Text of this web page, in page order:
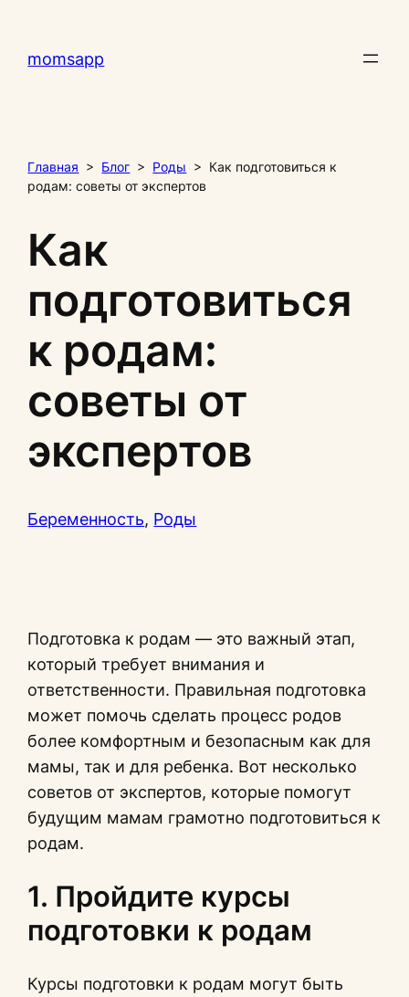
содержимому
momsapp
Главная > Блог > Роды > Как подготовиться к
родам: советы от экспертов
Как
подготовиться
к родам:
советы от
экспертов
Беременность, Роды
Подготовка к родам — это важный этап,
который требует внимания и
ответственности. Правильная подготовка
может помочь сделать процесс родов
более комфортным и безопасным как для
мамы, так и для ребенка. Вот несколько
советов от экспертов, которые помогут
будущим мамам грамотно подготовиться к
родам.
1. Пройдите курсы
подготовки к родам
Курсы подготовки к родам могут быть